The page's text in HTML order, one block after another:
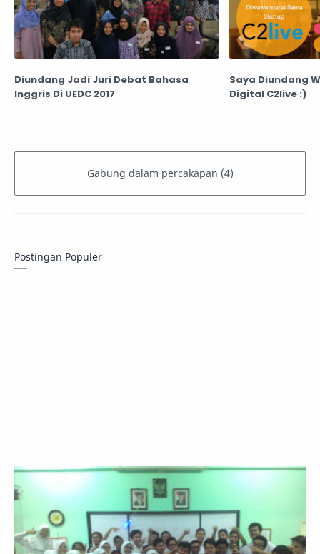
Diundang Jadi Juri Debat Bahasa
Inggris Di UEDC 2017
Saya Diundang
Digital C2live :)
Postingan Populer